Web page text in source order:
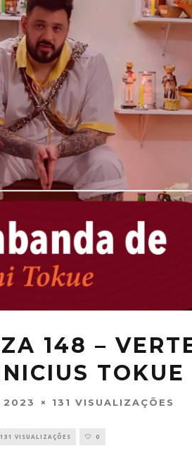
148 –
TOKUE
2023 131 VISUALIZAÇÕES
131 VISUALIZAÇÕES 0